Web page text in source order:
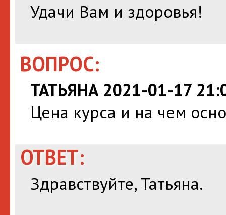
Удачи Вам и здоровья!
ВОПРОС:
ТАТЬЯНА 2021-01-17
Цена курса и на чем
ОТВЕТ:
Здравствуйте, Татьяна.